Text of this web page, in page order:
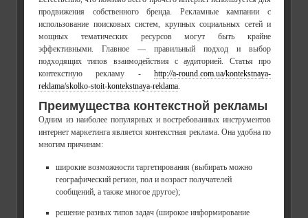
продвижения собственного бренда. Рекламные кампании с
использование поисковых систем, крупных социальных сетей и
мощных тематических ресурсов могут быть крайне
эффективными. Главное — правильный подход и выбор
подходящих типов взаимодействия с аудиторией. Статья про
контекстную рекламу - http://a-round.com.ua/kontekstnaya-
reklama/skolko-stoit-kontekstnaya-reklama.
Преимущества контекстной рекламы
Одним из наиболее популярных и востребованных инструментов
интернет маркетинга является контекстная реклама. Она удобна по
многим причинам:
широкие возможности таргетирования (выбирать можно
географический регион, пол и возраст получателей
сообщений, а также многое другое);
решение разных типов задач (широкое информирование